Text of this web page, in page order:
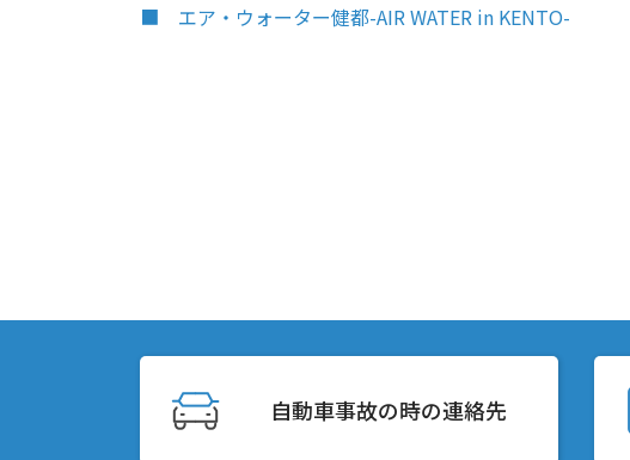
■ エア・ウォーター健都-AIR WATER in KENTO-
自動車事故の時の連絡先